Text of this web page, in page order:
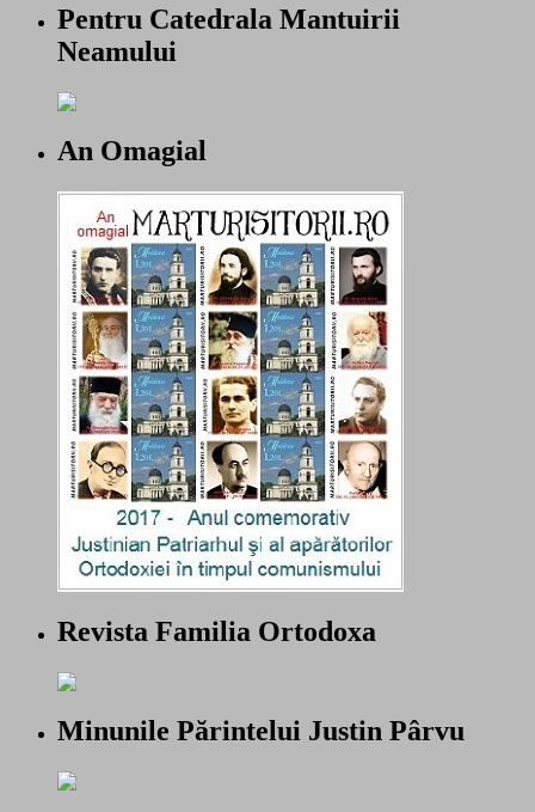
Pentru Catedrala Mantuirii
Neamului
An Omagial
Revista Familia Ortodoxa
Minunile Părintelui Justin Pârvu